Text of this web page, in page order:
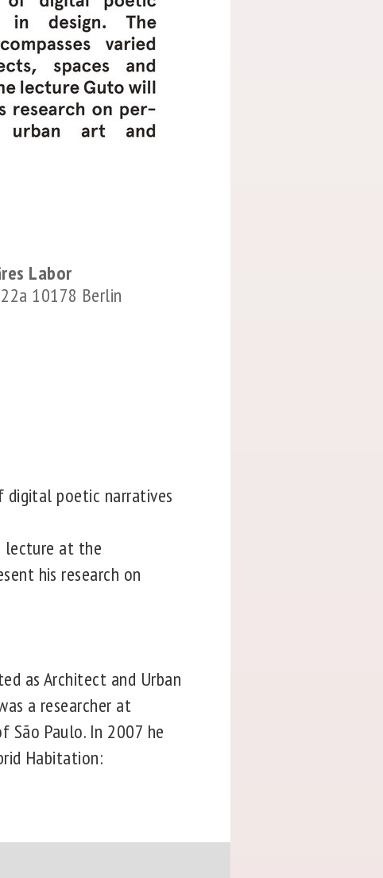
Labor
10178 Berlin
digital poetic narratives
lecture at the
his research on
as Architect and Urban
a researcher at
São Paulo. In 2007 he
Habitation: